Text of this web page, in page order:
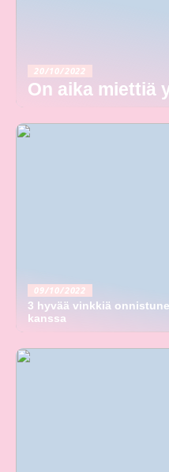
20/10/2022
On aika miettiä
09/10/2022
3 hyvää vinkkiä
kanssa